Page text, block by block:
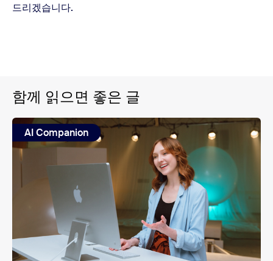
드리겠습니다.
함께 읽으면 좋은 글
AI Companion